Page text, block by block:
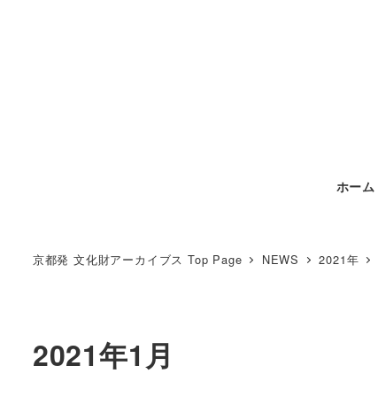
ホーム
京都発 文化財アーカイブス Top Page NEWS 2021年
2021年1月